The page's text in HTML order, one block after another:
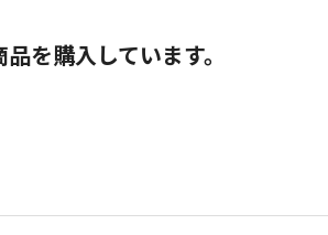
を購入しています。